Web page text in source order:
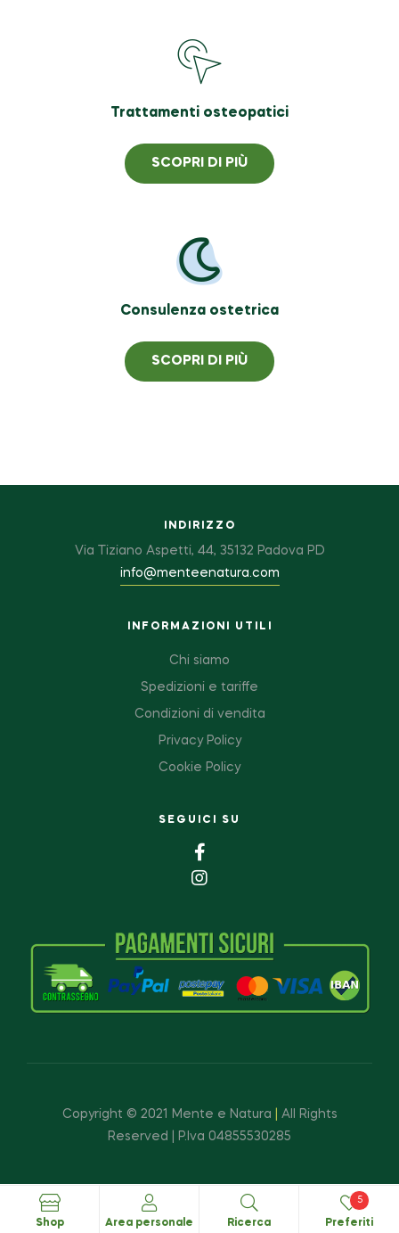
Trattamenti osteopatici
SCOPRI DI PIÙ
Consulenza ostetrica
SCOPRI DI PIÙ
INDIRIZZO
Via Tiziano Aspetti, 44, 35132 Padova PD
info@menteenatura.com
INFORMAZIONI UTILI
Chi siamo
Spedizioni e tariffe
Condizioni di vendita
Privacy Policy
Cookie Policy
SEGUICI SU
Copyright © 2021 Mente e Natura
All Rights
Reserved | P.Iva 04855530285
Shop Area personale Ricerca Preferiti
5